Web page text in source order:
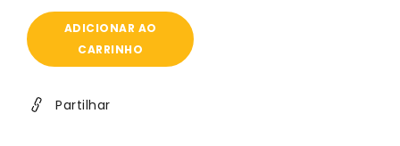
quantidade
de
Sanca
Moldura
ADICIONAR AO
CARRINHO
Partilhar